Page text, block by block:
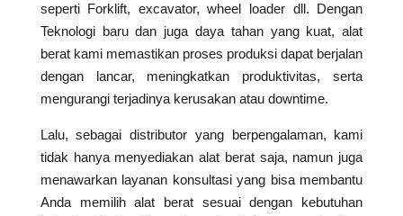
seperti Forklift, excavator, wheel loader dll. Dengan
Teknologi baru dan juga daya tahan yang kuat, alat
berat kami memastikan proses produksi dapat berjalan
dengan lancar, meningkatkan produktivitas, serta
mengurangi terjadinya kerusakan atau downtime.
Lalu, sebagai distributor yang berpengalaman, kami
tidak hanya menyediakan alat berat saja, namun juga
menawarkan layanan konsultasi yang bisa membantu
Anda memilih alat berat sesuai dengan kebutuhan